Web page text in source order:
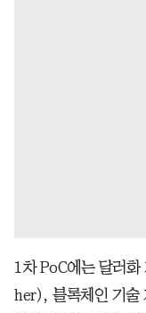
1차 PoC에는 달러
her), 블록체인 기술